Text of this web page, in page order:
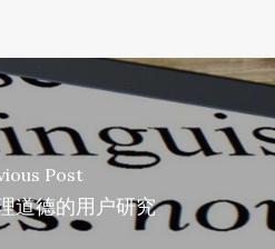
Post
道德的用户研究